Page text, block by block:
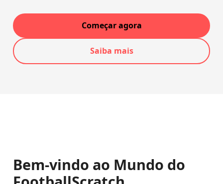
Começar agora
Saiba mais
Bem-vindo ao Mundo do